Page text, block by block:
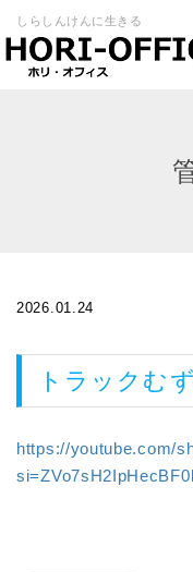
しらしんけんに生きる
2026.01.24
トラックむ
https://youtube.com/